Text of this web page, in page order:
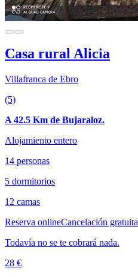
Casa rural Alicia
Villafranca de Ebro
(5)
A 42.5 Km de Bujaraloz.
Alojamiento entero
14 personas
5 dormitorios
12 camas
Reserva onlineCancelación gratuita
Todavía no se te cobrará nada.
28 €